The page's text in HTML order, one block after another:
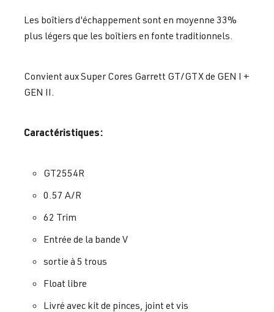
Les boîtiers d'échappement sont en moyenne 33%
plus légers que les boîtiers en fonte traditionnels.
Convient aux Super Cores Garrett GT/GTX de GEN I +
GEN II.
Caractéristiques:
GT2554R
0.57 A/R
62 Trim
Entrée de la bande V
sortie à 5 trous
Float libre
Livré avec kit de pinces, joint et vis